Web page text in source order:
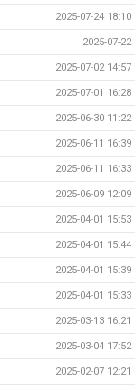
2025-07-24 18:10
2025-07-22
2025-07-02 14:57
2025-07-01 16:28
2025-06-30 11:22
2025-06-11 16:39
2025-06-11 16:33
2025-06-09 12:09
2025-04-01 15:53
2025-04-01 15:44
2025-04-01 15:39
2025-04-01 15:33
2025-03-13 16:21
2025-03-04 17:52
2025-02-07 12:21